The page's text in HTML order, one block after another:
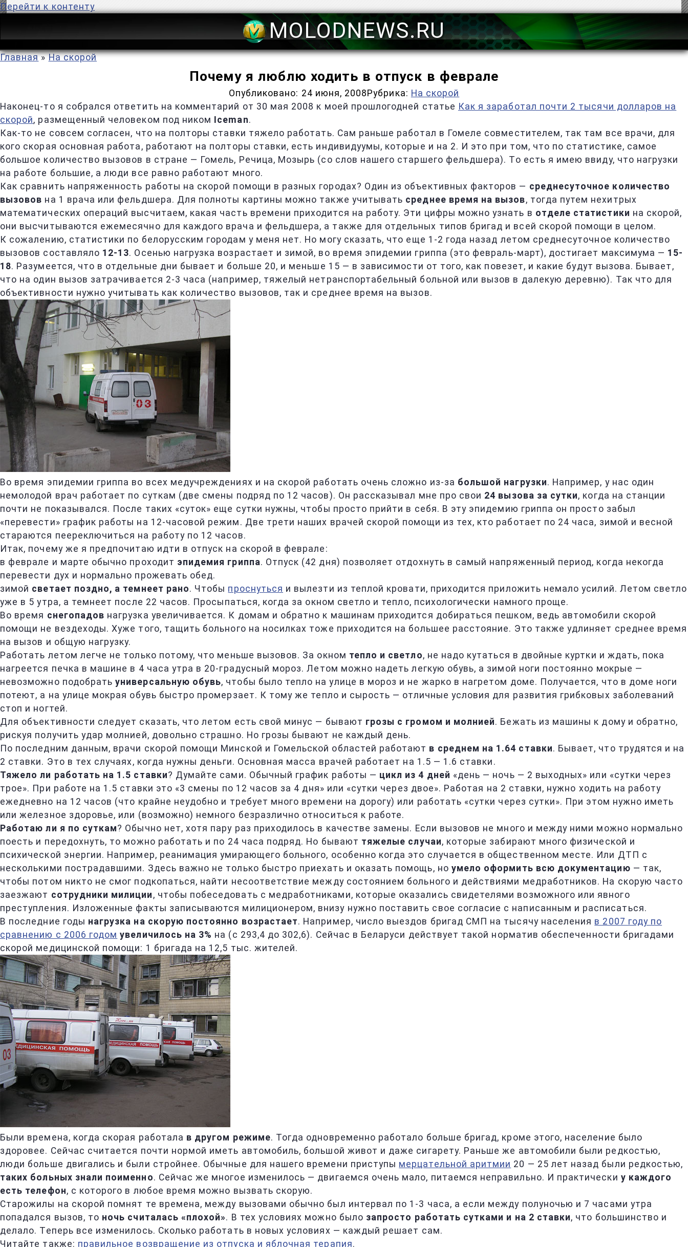
Перейти к контенту
MOLODNEWS.RU
Главная » На скорой
Почему я люблю ходить в отпуск в феврале
Опубликовано: 24 июня, 2008 Рубрика: На скорой
Наконец-то я собрался ответить на комментарий от 30 мая 2008 к моей прошлогодней статье Как я заработал почти 2 тысячи долларов на
скорой, размещенный человеком под ником Iceman.
Как-то не совсем согласен, что на полторы ставки тяжело работать. Сам раньше работал в Гомеле совместителем, так там все врачи, для
кого скорая основная работа, работают на полторы ставки, есть индивидуумы, которые и на 2. И это при том, что по статистике, самое
большое количество вызовов в стране — Гомель, Речица, Мозырь (со слов нашего старшего фельдшера). То есть я имею ввиду, что нагрузки
на работе большие, а люди все равно работают много.
Как сравнить напряженность работы на скорой помощи в разных городах? Один из объективных факторов — среднесуточное количество
вызовов на 1 врача или фельдшера. Для полноты картины можно также учитывать среднее время на вызов, тогда путем нехитрых
математических операций высчитаем, какая часть времени приходится на работу. Эти цифры можно узнать в отделе статистики на скорой,
они высчитываются ежемесячно для каждого врача и фельдшера, а также для отдельных типов бригад и всей скорой помощи в целом.
К сожалению, статистики по белорусским городам у меня нет. Но могу сказать, что еще 1-2 года назад летом среднесуточное количество
вызовов составляло 12-13. Осенью нагрузка возрастает и зимой, во время эпидемии гриппа (это февраль-март), достигает максимума — 15-
18. Разумеется, что в отдельные дни бывает и больше 20, и меньше 15 — в зависимости от того, как повезет, и какие будут вызова. Бывает,
что на один вызов затрачивается 2-3 часа (например, тяжелый нетранспортабельный больной или вызов в далекую деревню). Так что для
объективности нужно учитывать как количество вызовов, так и среднее время на вызов.
Во время эпидемии гриппа во всех медучреждениях и на скорой работать очень сложно из-за большой нагрузки. Например, у нас один
немолодой врач работает по суткам (две смены подряд по 12 часов). Он рассказывал мне про свои 24 вызова за сутки, когда на станции
почти не показывался. После таких «суток» еще сутки нужны, чтобы просто прийти в себя. В эту эпидемию гриппа он просто забыл
«перевести» график работы на 12-часовой режим. Две трети наших врачей скорой помощи из тех, кто работает по 24 часа, зимой и весной
стараются пеереключиться на работу по 12 часов.
Итак, почему же я предпочитаю идти в отпуск на скорой в феврале:
в феврале и марте обычно проходит эпидемия гриппа. Отпуск (42 дня) позволяет отдохнуть в самый напряженный период, когда некогда
перевести дух и нормально прожевать обед.
зимой светает поздно, а темнеет рано. Чтобы проснуться и вылезти из теплой кровати, приходится приложить немало усилий. Летом светло
уже в 5 утра, а темнеет после 22 часов. Просыпаться, когда за окном светло и тепло, психологически намного проще.
Во время снегопадов нагрузка увеличивается. К домам и обратно к машинам приходится добираться пешком, ведь автомобили скорой
помощи не вездеходы. Хуже того, тащить больного на носилках тоже приходится на большее расстояние. Это также удлиняет среднее время
на вызов и общую нагрузку.
Работать летом легче не только потому, что меньше вызовов. За окном тепло и светло, не надо кутаться в двойные куртки и ждать, пока
нагреется печка в машине в 4 часа утра в 20-градусный мороз. Летом можно надеть легкую обувь, а зимой ноги постоянно мокрые —
невозможно подобратьуниверсальную обувь, чтобы было тепло на улице в мороз и не жарко в нагретом доме. Получается, что в доме ноги
потеют, а на улице мокрая обувь быстро промерзает. К тому же тепло и сырость — отличные условия для развития грибковых заболеваний
стоп и ногтей.
Для объективности следует сказать, что летом есть свой минус — бывают грозы с громом и молнией. Бежать из машины к дому и обратно,
рискуя получить удар молнией, довольно страшно. Но грозы бывают не каждый день.
По последним данным, врачи скорой помощи Минской и Гомельской областей работают в среднем на 1.64 ставки. Бывает, что трудятся и на
2 ставки. Это в тех случаях, когда нужны деньги. Основная масса врачей работает на 1.5 — 1.6 ставки.
Тяжело ли работать на 1.5 ставки? Думайте сами. Обычный график работы — цикл из 4 дней «день — ночь — 2 выходных» или «сутки через
трое». При работе на 1.5 ставки это «3 смены по 12 часов за 4 дня» или «сутки через двое». Работая на 2 ставки, нужно ходить на работу
ежедневно на 12 часов (что крайне неудобно и требует много времени на дорогу) или работать «сутки через сутки». При этом нужно иметь
или железное здоровье, или (возможно) немного безразлично относиться к работе.
Работаю ли я по суткам? Обычно нет, хотя пару раз приходилось в качестве замены. Если вызовов не много и между ними можно нормально
поесть и передохнуть, то можно работать и по 24 часа подряд. Но бывают тяжелые случаи, которые забирают много физической и
психической энергии. Например, реанимация умирающего больного, особенно когда это случается в общественном месте. Или ДТП с
несколькими пострадавшими. Здесь важно не только быстро приехать и оказать помощь, но умело оформить всю документацию — так,
чтобы потом никто не смог подкопаться, найти несоответствие между состоянием больного и действиями медработников. На скорую часто
заезжают сотрудники милиции , чтобы побеседовать с медработниками, которые оказались свидетелями возможного или явного
преступления. Изложенные факты записываются милиционером, внизу нужно поставить свое согласие с написанным и расписаться.
В последние годы нагрузка на скорую постоянно возрастает. Например, число выездов бригад СМП на тысячу населения в 2007 году по
сравнению с 2006 годом увеличилось на 3% на (с 293,4 до 302,6). Сейчас в Беларуси действует такой норматив обеспеченности бригадами
скорой медицинской помощи: 1 бригада на 12,5 тыс. жителей.
Были времена, когда скорая работала в другом режиме. Тогда одновременно работало больше бригад, кроме этого, население было
здоровее. Сейчас считается почти нормой иметь автомобиль, большой живот и даже сигарету. Раньше же автомобили были редкостью,
люди больше двигались и были стройнее. Обычные для нашего времени приступы мерцательной аритмии 20 — 25 лет назад были редкостью,
таких больных знали поименно. Сейчас же многое изменилось — двигаемся очень мало, питаемся неправильно. И практически у каждого
есть телефон, с которого в любое время можно вызвать скорую.
Старожилы на скорой помнят те времена, между вызовами обычно был интервал по 1-3 часа, а если между полуночью и 7 часами утра
попадался вызов, то ночь считалась «плохой». В тех условиях можно было запросто работать сутками и на 2 ставки, что большинство и
делало. Теперь все изменилось. Сколько работать в новых условиях — каждый решает сам.
Читайте также: правильное возвращение из отпуска и яблочная терапия.